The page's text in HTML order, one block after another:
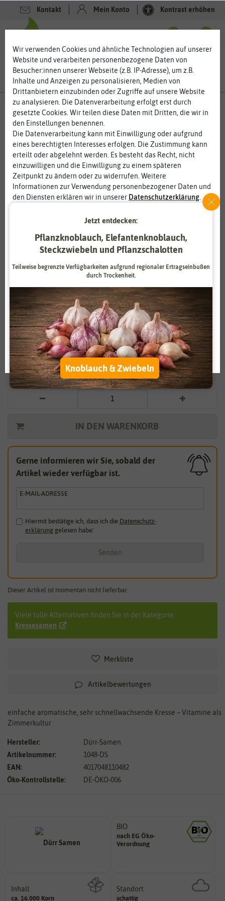
Kontakt Mein Konto Kontrast erhöhen
Vergrößern durch berühren
Bio-Gartenkresse einfach
2,79 €
*
* inkl. 7% MwSt. zzgl.Versandkosten
IN DEN WARENKORB
Gerne informieren wir Sie, sobald der
Artikel wieder verfügbar ist.
E-MAIL-ADRESSE
Hiermit bestätige ich, dass ich die Daten­schutz­
erklärunggelesen habe.*
Senden
Dieser Artikel ist momentan nicht lieferbar.
Viele tolle Alternativen finden Sie in der Kategorie:
Kressesamen
Merkliste
Artikelbewertungen
einfache aromatische, sehr schnellwachsende Kresse – Vitamine als
Zimmerkultur
Hersteller:
Dürr-Samen
Artikelnummer:
1048-DS
EAN:
4017048110482
Öko-Kontrollstelle:
DE-ÖKO-006
BIO
nach EG Öko-
Verordnung
den Richtlinien der biologischen
Landwirtschaft arbeiten.
Inhalt
ca. 16.000 Korn
Standort
schattig
sonnig, vollsonnig)
Wir verwenden Cookies und ähnliche Technologien auf unserer
Website und verarbeiten personenbezogene Daten von
Besucher:innen unserer Webseite (z.B. IP-Adresse), um z.B.
Inhalte und Anzeigen zu personalisieren, Medien von
Drittanbietern einzubinden oder Zugriffe auf unsere Website
zu analysieren. Die Datenverarbeitung erfolgt erst durch
gesetzte Cookies. Wir teilen diese Daten mit Dritten, die wir in
den Einstellungen benennen.
Die Datenverarbeitung kann mit Einwilligung oder aufgrund
eines berechtigten Interesses erfolgen. Die Zustimmung kann
erteilt oder abgelehnt werden. Es besteht das Recht, nicht
einzuwilligen und die Einwilligung zu einem späteren
Zeitpunkt zu ändern oder zu widerrufen. Weitere
Informationen zur Verwendung personenbezogener Daten und
den Diensten erklären wir in unserer Daten­schutz­erklärung
Statistik
Zahlungsdienstleister Marketing
Alle akzeptieren
Alle ablehnen
Auswahl akzeptieren
Jetzt entdecken:
Pflanzknoblauch, Elefantenknoblauch,
Steckzwiebeln und Pflanzschalotten
Teilweise begrenzte Verfügbarkeiten aufgrund regionaler Ertragseinbußen
durch Trockenheit.
Knoblauch & Zwiebeln